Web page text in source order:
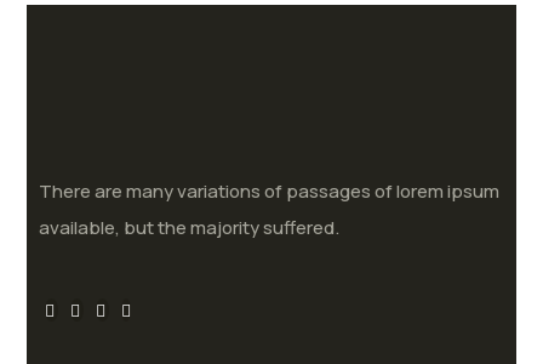
There are many variations of passages of lorem ipsum
available, but the majority suffered.